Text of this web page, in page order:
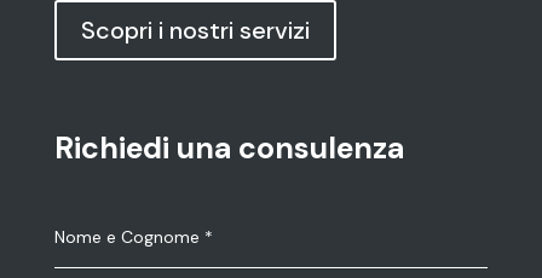
Scopri i nostri servizi
Richiedi una consulenza